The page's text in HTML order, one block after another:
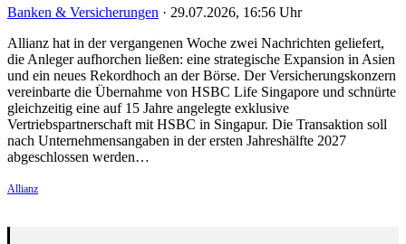
Banken & Versicherungen · 29.07.2026, 16:56 Uhr
Allianz hat in der vergangenen Woche zwei Nachrichten geliefert,
die Anleger aufhorchen ließen: eine strategische Expansion in Asien
und ein neues Rekordhoch an der Börse. Der Versicherungskonzern
vereinbarte die Übernahme von HSBC Life Singapore und schnürte
gleichzeitig eine auf 15 Jahre angelegte exklusive
Vertriebspartnerschaft mit HSBC in Singapur. Die Transaktion soll
nach Unternehmensangaben in der ersten Jahreshälfte 2027
abgeschlossen werden…
Allianz